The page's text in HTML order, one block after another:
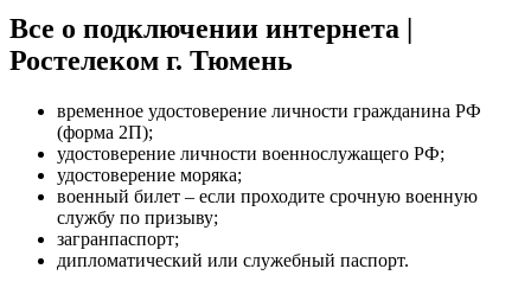
Все о подключении интернета |
Ростелеком г. Тюмень
временное удостоверение личности гражданина РФ
(форма 2П);
удостоверение личности военнослужащего РФ;
удостоверение моряка;
военный билет – если проходите срочную военную
службу по призыву;
загранпаспорт;
дипломатический или служебный паспорт.